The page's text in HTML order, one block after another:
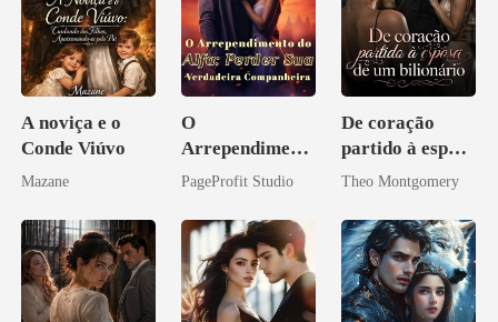
A noviça e o
Conde Viúvo
Mazane
O
Arrependiment
o do Alfa:
Verdadeira
Companheira
PageProfit Studio
De coração
partido à esposa
de um bilionário
Theo Montgomery